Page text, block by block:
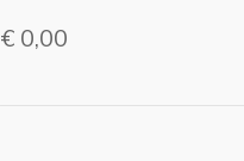
€ 0,00